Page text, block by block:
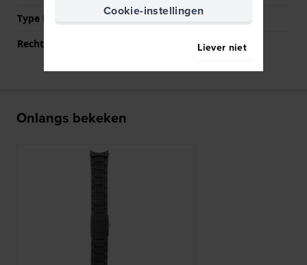
Type Bevestiging
Bandpennen
Rechte aanzet
Onlangs bekeken
Cookie-instellingen
Liever niet